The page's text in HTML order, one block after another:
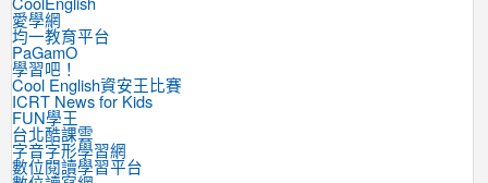
CoolEnglish
愛學網
均一教育平台
PaGamO
學習吧！
Cool English資安王比賽
ICRT News for Kids
FUN學王
台北酷課雲
字音字形學習網
數位閱讀學習平台